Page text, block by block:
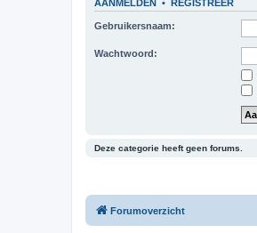
AANMELDEN • REGISTREER
Gebruikersnaam:
Wachtwoord:
Deze categorie heeft geen forums.
Forumoverzicht